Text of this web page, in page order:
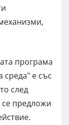
програма
е със
след
предложи